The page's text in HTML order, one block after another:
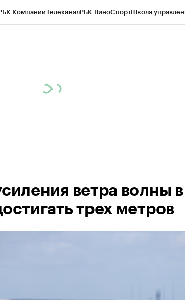
КомпанииТелеканалРБК ВиноСпортШкола
ветра волны в
трех метров